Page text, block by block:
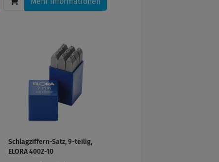
Schlagziffern-Satz, 9-teilig,
ELORA 400Z-10